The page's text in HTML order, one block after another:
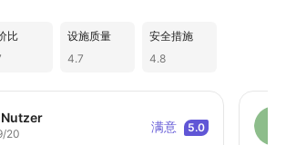
比
设施质量
4.7
安全措施
4.8
20 满意 5.0